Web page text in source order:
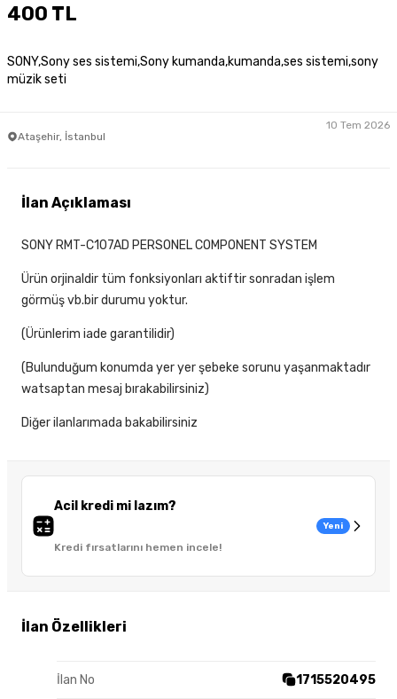
400 TL
SONY,Sony ses sistemi,Sony kumanda,kumanda,ses sistemi,sony
müzik seti
Ataşehir, İstanbul
10 Tem 2026
Acil kredi mi lazım?
Kredi fırsatlarını hemen incele!
Yeni
İlan Özellikleri
İlan No 1715520495
İlan Açıklaması
SONY RMT-C107AD PERSONEL COMPONENT SYSTEM
Ürün orjinaldir tüm fonksiyonları aktiftir sonradan işlem
görmüş vb.bir durumu yoktur.
(Ürünlerim iade garantilidir)
(Bulunduğum konumda yer yer şebeke sorunu yaşanmaktadır
watsaptan mesaj bırakabilirsiniz)
Diğer ilanlarımada bakabilirsiniz